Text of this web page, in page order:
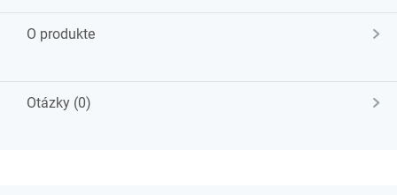
O produkte
Otázky (0)